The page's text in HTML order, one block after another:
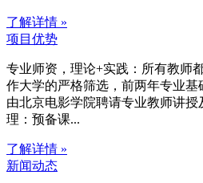
了解详情 »
项目优势
专业师资，理论+实践：所有教师
作大学的严格筛选，前两年专业
由北京电影学院聘请专业教师讲
理：预备课...
了解详情 »
新闻动态